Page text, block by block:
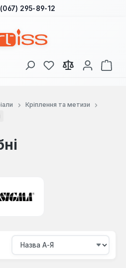
295-89-12
У вас є 0 у списку
Кріплення та метизи